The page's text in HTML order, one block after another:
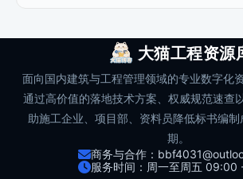
大猫工程资源
面向国内建筑与工程管理领域的专业数字化
通过高价值的落地技术方案、权威规范速查
助施工企业、项目部、资料员降低标书编
期。
商务与合作：
服务时间：周一至周五 09:00